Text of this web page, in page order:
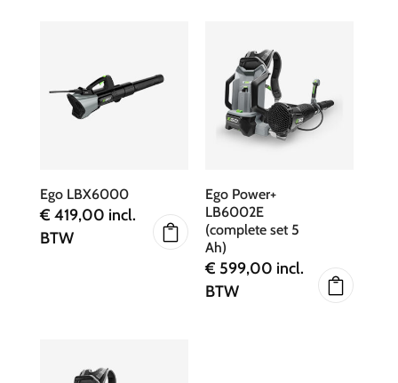
Ego LBX6000
€ 419,00 incl.
BTW
Ego Power+
LB6002E
(complete set 5
Ah)
€ 599,00 incl.
BTW